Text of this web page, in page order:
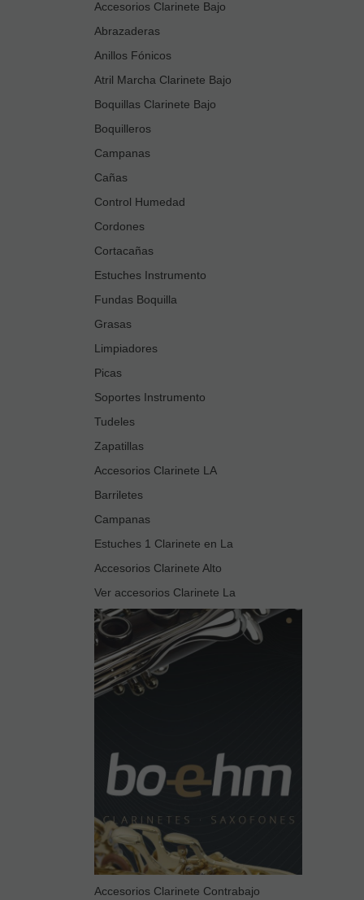
Accesorios Clarinete Bajo
Abrazaderas
Anillos Fónicos
Atril Marcha Clarinete Bajo
Boquillas Clarinete Bajo
Boquilleros
Campanas
Cañas
Control Humedad
Cordones
Cortacañas
Estuches Instrumento
Fundas Boquilla
Grasas
Limpiadores
Picas
Soportes Instrumento
Tudeles
Zapatillas
Accesorios Clarinete LA
Barriletes
Campanas
Estuches 1 Clarinete en La
Accesorios Clarinete Alto
Ver accesorios Clarinete La
Accesorios Clarinete Contrabajo